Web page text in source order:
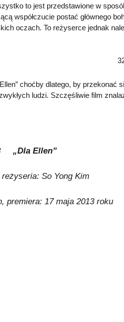
to jest przedstawione w
współczucie postać głównego
oczach. To reżyserce jednak
choćby dlatego, by
ludzi. Szczęśliwie film
„Dla Ellen”
So Yong Kim
premiera: 17 maja 2013 roku